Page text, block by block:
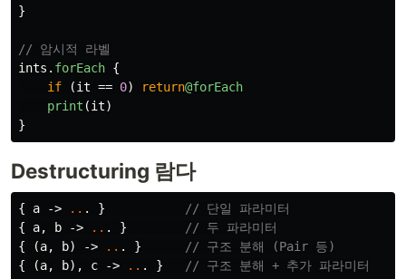
}
// 암시적 라벨
ints . forEach {
if
(it == 0) return@forEach
print (it)
}
Destructuring 람다
{ a -> .. . }
// 단일 파라미터
{
a, b -> .. . }
// 두 파라미터
{
(a, b) -> .. . }
// 구조 분해 (Pair 등)
{
(a, b), c -> .. . } // 구조 분해 + 추가 파라미터